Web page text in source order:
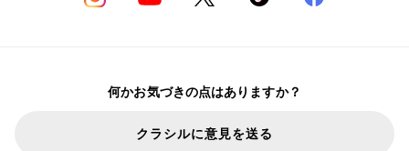
何かお気づきの点はありますか？
クラシルに意見を送る